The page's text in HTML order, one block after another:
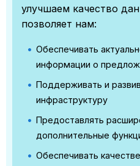
улучшаем качество
позволяет нам:
Обеспечивать
информации о
Поддерживать и
инфраструктуру
Предоставлять
дополнительные
Обеспечивать